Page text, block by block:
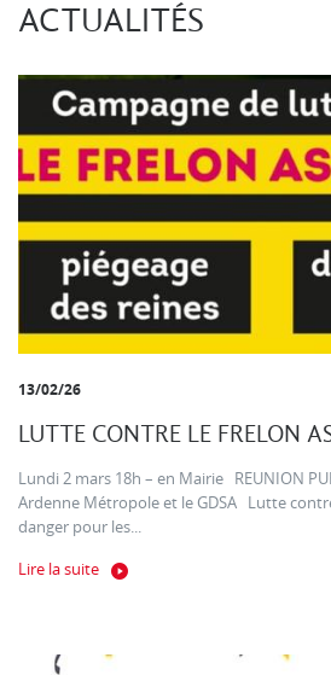
ACTUALITÉS
13/02/26
LUTTE CONTRE LE FRELON
Lundi 2 mars 18h – en Mairie REUNION
Ardenne Métropole et le GDSA Lutte
danger pour les...
Lire la suite